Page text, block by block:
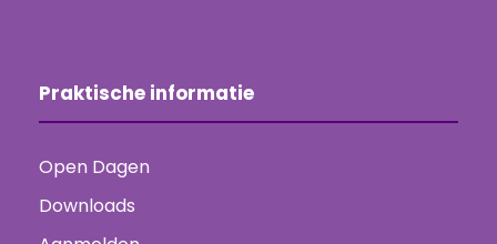
Praktische informatie
Open Dagen
Downloads